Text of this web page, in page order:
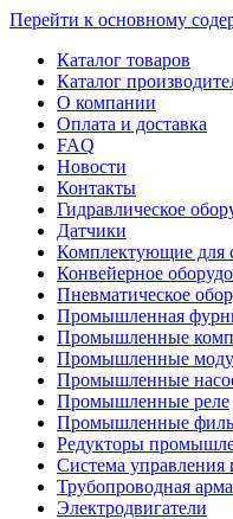
Перейти к основному
Каталог товаров
Каталог
О компании
Оплата и доставка
FAQ
Новости
Контакты
Гидравлическое
Датчики
Комплектующие для
Конвейерное
Пневматическое
Промышленная
Промышленные
Промышленные
Промышленные
Промышленные реле
Промышленные
Редукторы
Система управления
Трубопроводная
Электродвигатели